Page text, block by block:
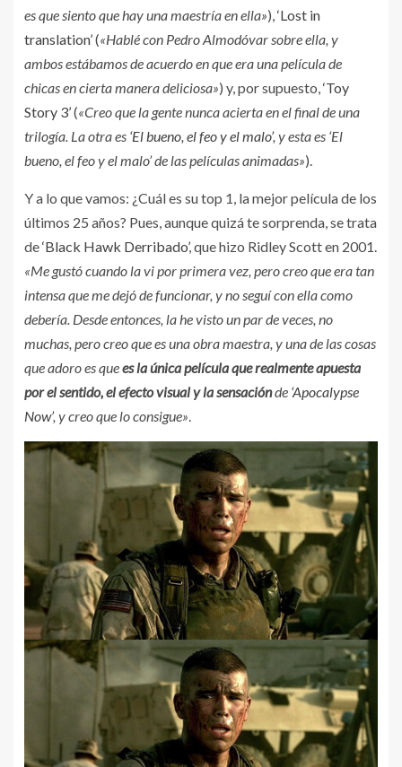
es que siento que hay una maestría en ella»), ‘Lost in
translation’(«Hablé con Pedro Almodóvar sobre ella, y
ambos estábamos de acuerdo en que era una película de
chicas en cierta manera deliciosa») y, por supuesto, ‘Toy
Story 3’(«Creo que la gente nunca acierta en el final de una
trilogía. La otra es ‘El bueno, el feo y el malo’, y esta es ‘El
bueno, el feo y el malo’ de las películas animadas»).
Y a lo que vamos: ¿Cuál es su top 1, la mejor película de los
últimos 25 años? Pues, aunque quizá te sorprenda, se trata
de‘Black Hawk Derribado’, que hizo Ridley Scott en 2001.
«Me gustó cuando la vi por primera vez, pero creo que era tan
intensa que me dejó de funcionar, y no seguí con ella como
debería. Desde entonces, la he visto un par de veces, no
muchas, pero creo que es una obra maestra, y una de las cosas
que adoro es quees la única película que realmente apuesta
por el sentido, el efecto visual y la sensaciónde ‘Apocalypse
Now’, y creo que lo consigue»